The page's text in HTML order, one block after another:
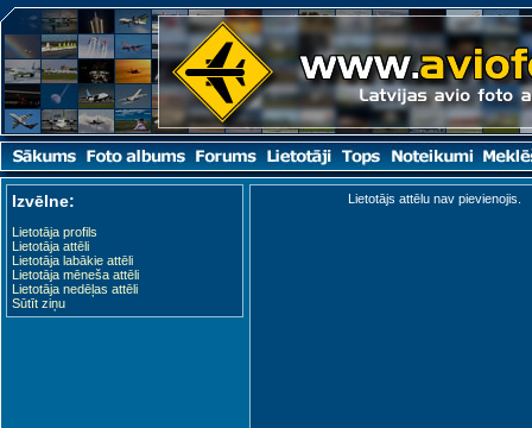
Izvēlne:
Lietotāja profils
Lietotāja attēli
Lietotāja labākie attēli
Lietotāja mēneša attēli
Lietotāja nedēļas attēli
Sūtīt ziņu
Lietotājs attēlu nav pievienojis.